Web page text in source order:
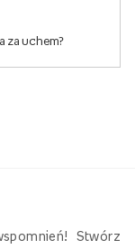
za uchem?
Stwórz